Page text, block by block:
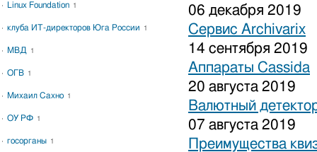
06 декабря 2019
Сервис Archivarix
14 сентября 2019
Аппараты Cassida
20 августа 2019
Валютный
07 августа 2019
Преимущества
Linux Foundation 1
клуба ИТ-директоров Юга России 1
МВД 1
ОГВ 1
Михаил Сахно 1
ОУ РФ 1
госорганы 1